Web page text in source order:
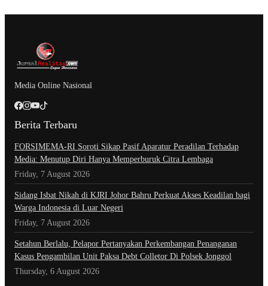
Media Online Nasional
Berita Terbaru
​FORSIMEMA-RI Soroti Sikap Pasif Aparatur Peradilan Terhadap
Media: Menutup Diri Hanya Memperburuk Citra Lembaga
Friday, 7 August 2026
Sidang Isbat Nikah di KJRI Johor Bahru Perkuat Akses Keadilan bagi
Warga Indonesia di Luar Negeri
Friday, 7 August 2026
Setahun Berlalu, Pelapor Pertanyakan Perkembangan Penanganan
Kasus Pengambilan Unit Paksa Debt Colletor Di Polsek Jonggol
Thursday, 6 August 2026